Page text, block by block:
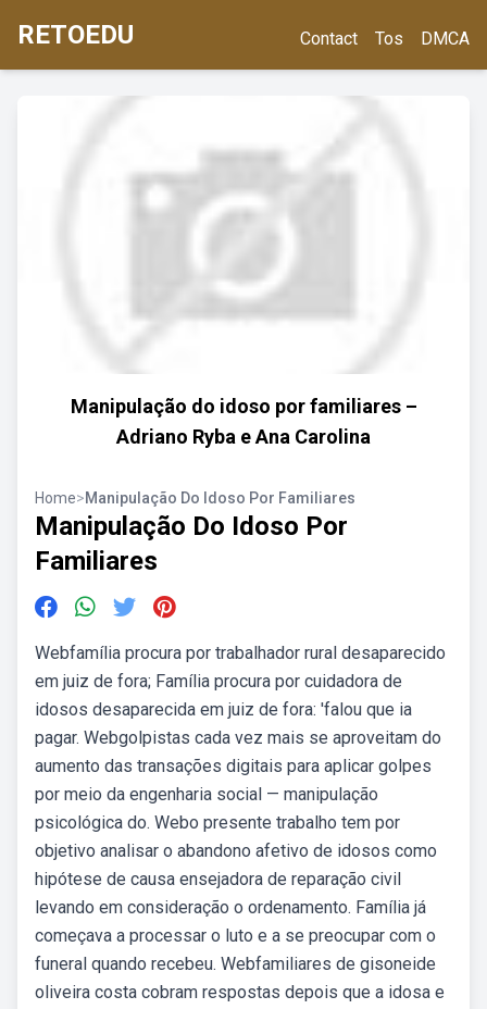
RETOEDU Contact Tos DMCA
Manipulação do idoso por familiares –
Adriano Ryba e Ana Carolina
Home>Manipulação Do Idoso Por Familiares
Manipulação Do Idoso Por
Familiares
Webfamília procura por trabalhador rural desaparecido
em juiz de fora; Família procura por cuidadora de
idosos desaparecida em juiz de fora: 'falou que ia
pagar. Webgolpistas cada vez mais se aproveitam do
aumento das transações digitais para aplicar golpes
por meio da engenharia social — manipulação
psicológica do. Webo presente trabalho tem por
objetivo analisar o abandono afetivo de idosos como
hipótese de causa ensejadora de reparação civil
levando em consideração o ordenamento. Família já
começava a processar o luto e a se preocupar com o
funeral quando recebeu. Webfamiliares de gisoneide
oliveira costa cobram respostas depois que a idosa e